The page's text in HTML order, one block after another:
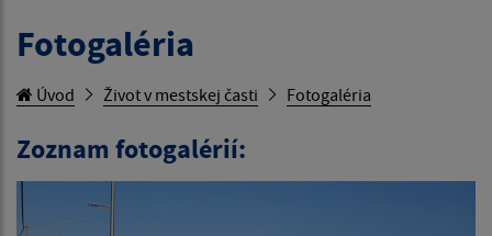
Fotogaléria
Úvod Život v mestskej časti Fotogaléria
Zoznam fotogalérií: